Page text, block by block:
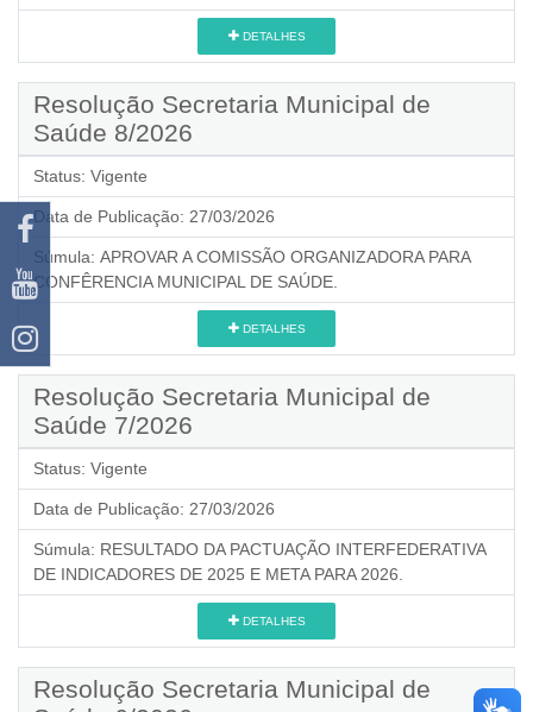
DETALHES
Resolução Secretaria Municipal de
Saúde 8/2026
Status: Vigente
Data de Publicação: 27/03/2026
Súmula: APROVAR A COMISSÃO ORGANIZADORA PARA
CONFÊRENCIA MUNICIPAL DE SAÚDE.
DETALHES
Resolução Secretaria Municipal de
Saúde 7/2026
Status: Vigente
Data de Publicação: 27/03/2026
Súmula: RESULTADO DA PACTUAÇÃO INTERFEDERATIVA
DE INDICADORES DE 2025 E META PARA 2026.
DETALHES
Resolução Secretaria Municipal de